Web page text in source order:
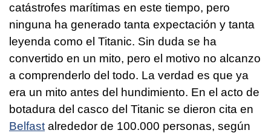
catástrofes marítimas en este tiempo, pero
ninguna ha generado tanta expectación y tanta
leyenda como el Titanic. Sin duda se ha
convertido en un mito, pero el motivo no alcanzo
a comprenderlo del todo. La verdad es que ya
era un mito antes del hundimiento. En el acto de
botadura del casco del Titanic se dieron cita en
Belfast alrededor de 100.000 personas, según